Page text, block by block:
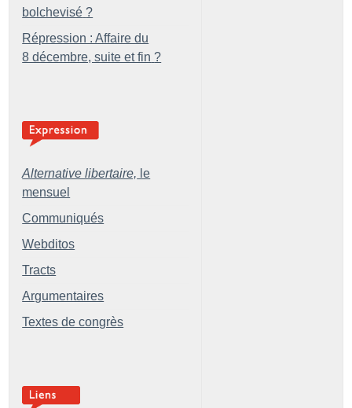
bolchevisé ?
Répression : Affaire du
8 décembre, suite et fin ?
Alternative libertaire, le
mensuel
Communiqués
Webditos
Tracts
Argumentaires
Textes de congrès